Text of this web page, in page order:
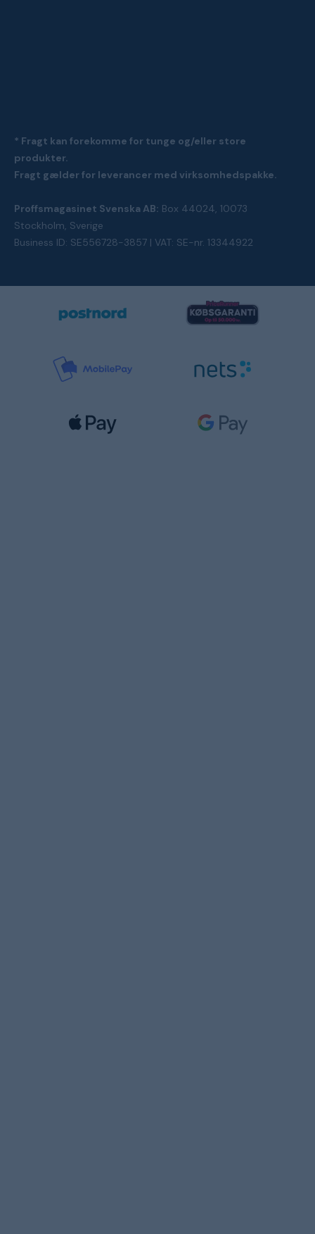
* Fragt kan forekomme for tunge og/eller store
produkter.
Fragt gælder for leverancer med virksomhedspakke.
Proffsmagasinet Svenska AB: Box 44024, 10073
Stockholm, Sverige
Business ID: SE556728-3857 | VAT: SE-nr. 13344922